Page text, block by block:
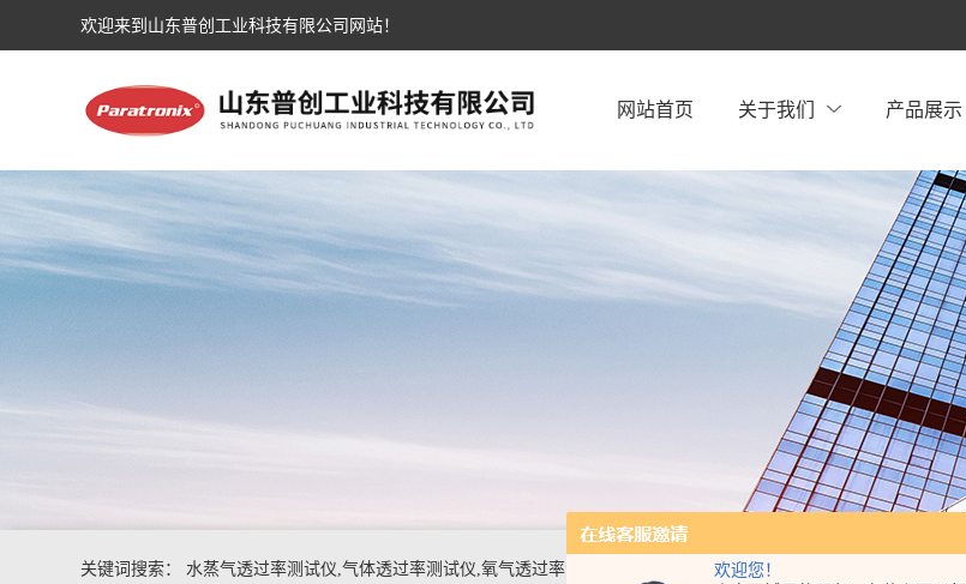
欢迎您！
欢迎来到山东普创工业科技有限公司网站！
网站首页 关于我们 产品展示
关键词搜索： 水蒸气透过率测试仪,气体透过率测试仪,氧气透过率测试仪,接骨螺钉性能测试仪，导